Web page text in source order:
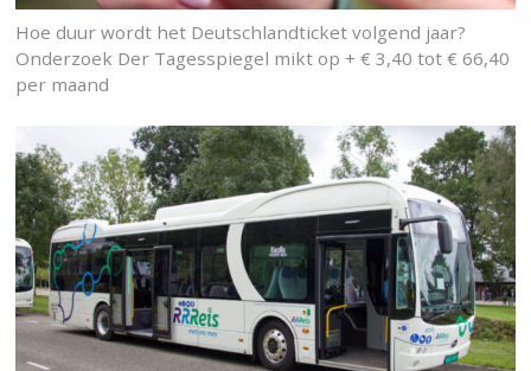
Hoe duur wordt het Deutschlandticket volgend jaar?
Onderzoek Der Tagesspiegel mikt op + € 3,40 tot € 66,40
per maand